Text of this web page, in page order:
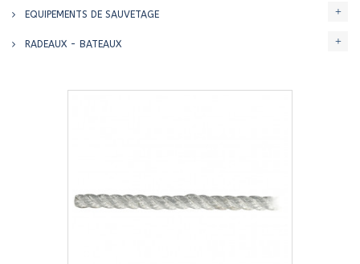
EQUIPEMENTS DE SAUVETAGE
RADEAUX - BATEAUX